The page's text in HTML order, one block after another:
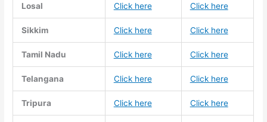
Losal Click here Click here
Sikkim Click here Click here
Tamil Nadu Click here Click here
Telangana Click here Click here
Tripura Click here Click here